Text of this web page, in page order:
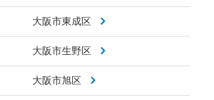
大阪市東成区
大阪市生野区
大阪市旭区